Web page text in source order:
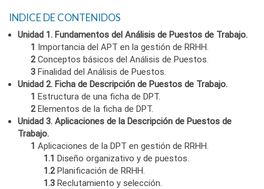
INDICE DE CONTENIDOS
Unidad 1. Fundamentos del Análisis de Puestos de Trabajo.
1 Importancia del APT en la gestión de RRHH.
2Conceptos básicos del Análisis de Puestos.
3 Finalidad del Análisis de Puestos.
Unidad 2. Ficha de Descripción de Puestos de Trabajo.
1 Estructura de una ficha de DPT.
2Elementos de la ficha de DPT.
Unidad 3. Aplicaciones de la Descripción de Puestos de
Trabajo.
1 Aplicaciones de la DPT en gestión de RRHH.
1.1 Diseño organizativo y de puestos.
1.2Planificación de RRHH.
1.3 Reclutamiento y selección.